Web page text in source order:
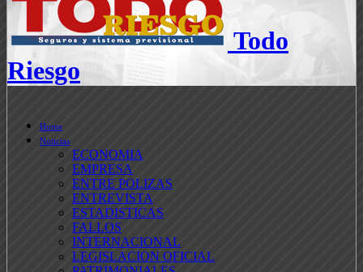
Todo
Riesgo
Home
Noticias
ECONOMIA
EMPRESA
ENTRE POLIZAS
ENTREVISTA
ESTADISTICAS
FALLOS
INTERNACIONAL
LEGISLACION OFICIAL